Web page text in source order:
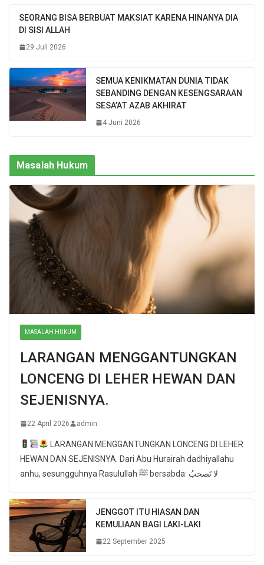
SEORANG BISA BERBUAT MAKSIAT KARENA HINANYA DIA
DI SISI ALLAH
29 Juli 2026
SEMUA KENIKMATAN DUNIA TIDAK
SEBANDING DENGAN KESENGSARAAN
SESA’AT AZAB AKHIRAT
4 Juni 2026
Masalah Hukum
MASALAH HUKUM
LARANGAN MENGGANTUNGKAN
LONCENG DI LEHER HEWAN DAN
SEJENISNYA.
22 April 2026 admin
LARANGAN MENGGANTUNGKAN LONCENG DI LEHER
HEWAN DAN SEJENISNYA. Dari Abu Hurairah dadhiyallahu
anhu, sesungguhnya Rasulullah ﷺ bersabda: لا تَصحبُ
JENGGOT ITU HIASAN DAN
KEMULIAAN BAGI LAKI-LAKI
22 September 2025